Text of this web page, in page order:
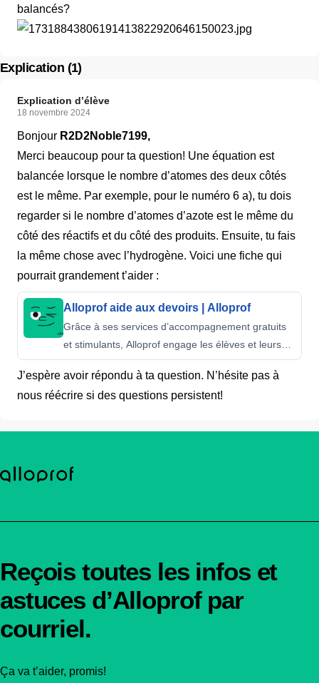
balancés?
Explication (1)
Explication d’élève
18 novembre 2024
Bonjour R2D2Noble7199,
Merci beaucoup pour ta question! Une équation est
balancée lorsque le nombre d’atomes des deux côtés
est le même. Par exemple, pour le numéro 6 a), tu dois
regarder si le nombre d’atomes d’azote est le même du
côté des réactifs et du côté des produits. Ensuite, tu fais
la même chose avec l’hydrogène. Voici une fiche qui
pourrait grandement t’aider :
Alloprof aide aux devoirs | Alloprof
Grâce à ses services d’accompagnement gratuits
et stimulants, Alloprof engage les élèves et leurs
parents dans la réussite éducative.
J’espère avoir répondu à ta question. N’hésite pas à
nous réécrire si des questions persistent!
Reçois toutes les infos et
astuces d’Alloprof par
courriel.
Ça va t’aider, promis!